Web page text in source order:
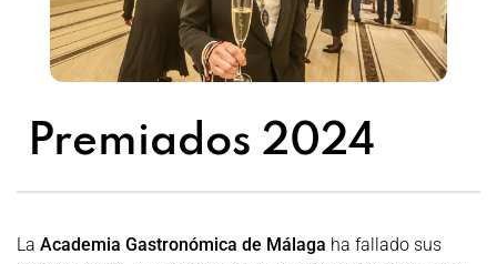
Premiados 2024
La Academia Gastronómica de Málaga ha fallado sus